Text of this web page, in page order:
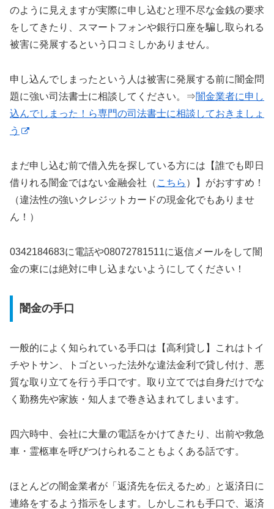
のように見えますが実際に申し込むと理不尽な金銭の要求
をしてきたり、スマートフォンや銀行口座を騙し取られる
被害に発展するという口コミしかありません。
申し込んでしまったという人は被害に発展する前に闇金問
題に強い司法書士に相談してください。⇒闇金業者に申し
込んでしまった！ら専門の司法書士に相談しておきましょ
う
まだ申し込む前で借入先を探している方には【誰でも即日
借りれる闇金ではない金融会社（ こちら ）】がおすすめ！
（違法性の強いクレジットカードの現金化でもありませ
ん！）
0342184683に電話や08072781511に返信メールをして闇
金の東には絶対に申し込まないようにしてください！
闇金の手口
一般的によく知られている手口は【高利貸し】これはトイ
チやトサン、トゴといった法外な違法金利で貸し付け、悪
質な取り立てを行う手口です。取り立てでは自身だけでな
く勤務先や家族・知人まで巻き込まれてしまいます。
四六時中、会社に大量の電話をかけてきたり、出前や救急
車・霊柩車を呼びつけられることもよくある話です。
ほとんどの闇金業者が「返済先を伝えるため」と返済日に
連絡をするよう指示をします。しかしこれも手口で、返済